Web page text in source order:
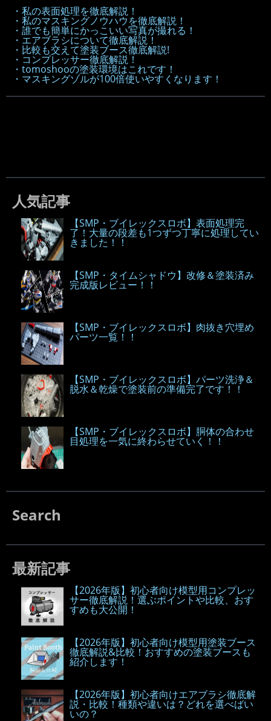
・私の表面処理を徹底解説！
・私のマスキングノウハウを徹底解説！
・誰でも簡単にかっこいい写真が撮れる！
・エアブラシについて徹底解説！
・比較も交えて塗装ブース徹底解説!
・コンプレッサー徹底解説！
・tomoshooの塗装環境はこれです！
・マスキングゾルが100倍使いやすくなります！
人気記事
【SMP・ブイレックスロボ】表面処理完
了！大量の段差も1つずつ丁寧に処理してい
きました！！
【SMP・タイムシャドウ】改修＆塗装済み
完成版レビュー！！
【SMP・ブイレックスロボ】肉抜き穴埋め
パーツ一覧！！
【SMP・ブイレックスロボ】パーツ洗浄＆
脱水＆乾燥で塗装前の準備完了です！！
【SMP・ブイレックスロボ】胴体の合わせ
目処理を一気に終わらせていく！！
Search
最新記事
【2026年版】初心者向け模型用コンプレッ
サー徹底解説！選ぶポイントや比較、おす
すめも大公開！
【2026年版】初心者向け模型用塗装ブース
徹底解説&比較！おすすめの塗装ブースも
紹介します！
【2026年版】初心者向けエアブラシ徹底解
説・比較！種類や違いは？どれを選べばい
いの？